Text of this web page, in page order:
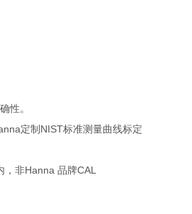
性。
定制 NIST标准测量曲线标定
，非Hanna品牌CAL